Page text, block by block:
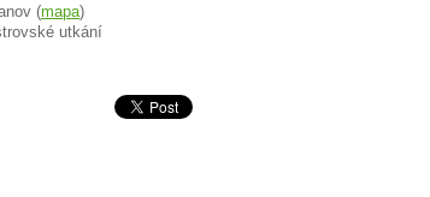
(mapa)
utkání